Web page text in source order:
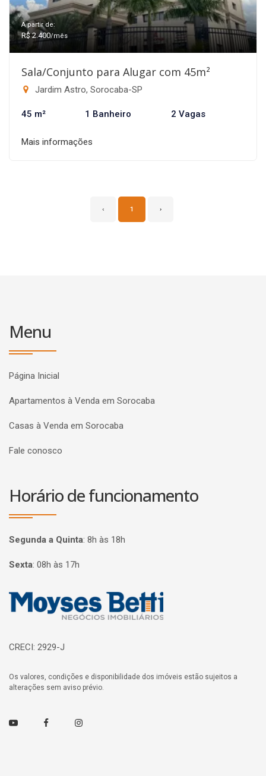
A partir de:
R$ 2.400/mês
Sala/Conjunto para Alugar com 45m²
Jardim Astro, Sorocaba-SP
45 m² 1 Banheiro 2 Vagas
Mais informações
‹ 1 ›
Menu
Página Inicial
Apartamentos à Venda em Sorocaba
Casas à Venda em Sorocaba
Fale conosco
Horário de funcionamento
Segunda a Quinta: 8h às 18h
Sexta: 08h às 17h
Página inicial
CRECI: 2929-J
Os valores, condições e disponibilidade dos imóveis estão sujeitos a
alterações sem aviso prévio.
Youtube FacebookInstagram